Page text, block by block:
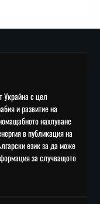
Украйна с цел
и развитие на
нахлуване
в публикация на
език за да може
за случващото